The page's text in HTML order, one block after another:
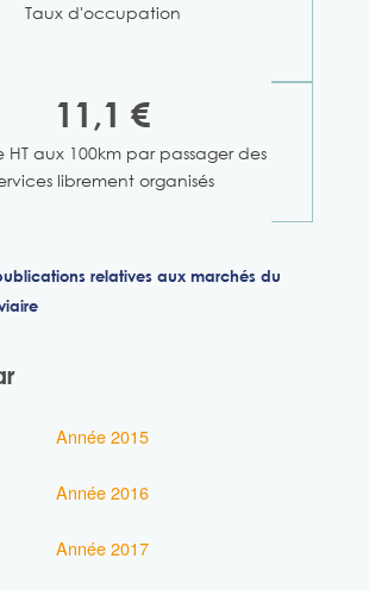
Taux d'occupation
11,1 €
HT aux 100km par passager des
librement organisés
relatives aux marchés du
Année 2015
Année 2016
Année 2017